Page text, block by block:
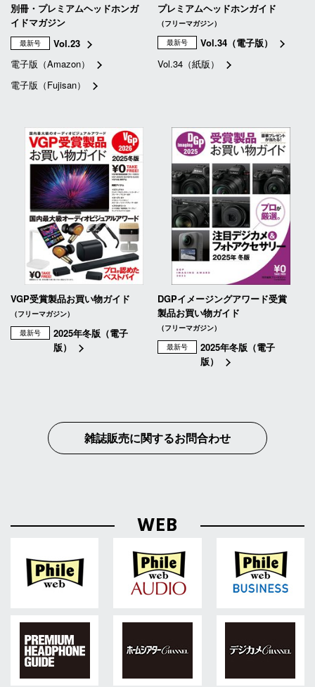
別冊・プレミアムヘッドホンガ
イドマガジン
最新号
Vol.23
電子版（Amazon）
電子版（Fujisan）
プレミアムヘッドホンガイド
（フリーマガジン）
最新号
Vol.34（電子版）
Vol.34（紙版）
VGP受賞製品お買い物ガイド
（フリーマガジン）
最新号
2025年冬版（電子
版）
DGPイメージングアワード受賞
製品お買い物ガイド
（フリーマガジン）
最新号
2025年冬版（電子
版）
雑誌販売に関するお問合わせ
WEB